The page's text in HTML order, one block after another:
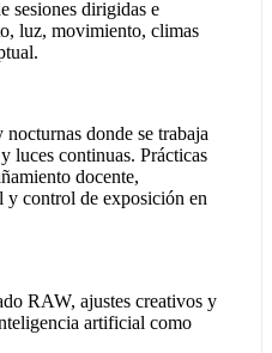
sesiones dirigidas e
luz, movimiento, climas
donde se trabaja
luces continuas. Prácticas
docente,
y control de exposición en
RAW, ajustes creativos y
artificial como